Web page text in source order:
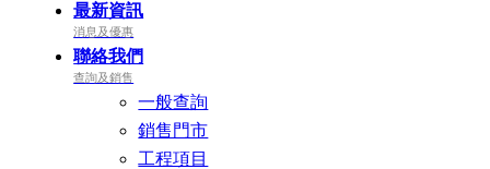
最新資訊
消息及優惠
聯絡我們
查詢及銷售
一般查詢
銷售門市
工程項目